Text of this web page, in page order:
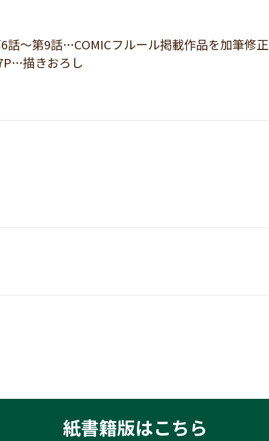
話～第9話…COMICフルール掲載作品を加筆修正
描きおろし
紙書籍版はこちら